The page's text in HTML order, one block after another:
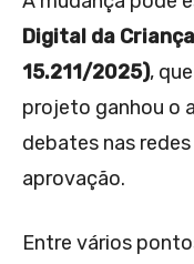
Digital da
15.211/2025),
projeto ganhou o
debates nas
aprovação.
Entre vários